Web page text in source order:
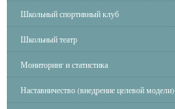
Школьный спортивный клуб
Школьный театр
Мониторинг и статистика
Наставничество (внедрение целевой модели)